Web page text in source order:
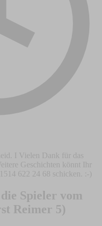
I Vielen Dank für das
Geschichten könnt Ihr
622 24 68 schicken. :-)
Spieler vom
Reimer 5)